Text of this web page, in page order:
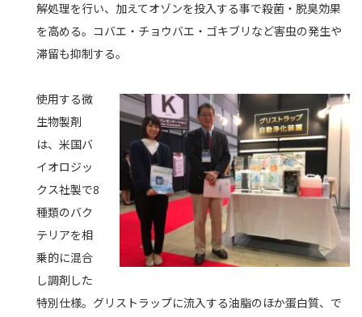
解処理を行い、加えてオゾンを投入する事で殺菌・脱臭効果
を高める。コバエ・チョウバエ・ゴキブリなど害虫の発生や
滞留も抑制する。
使用する微
生物製剤
は、米国バ
イオロジッ
クス社製で8
種類のバク
テリアを相
乗的に混合
し調剤した
特別仕様。グリストラップに流入する油脂のほか蛋白質、で